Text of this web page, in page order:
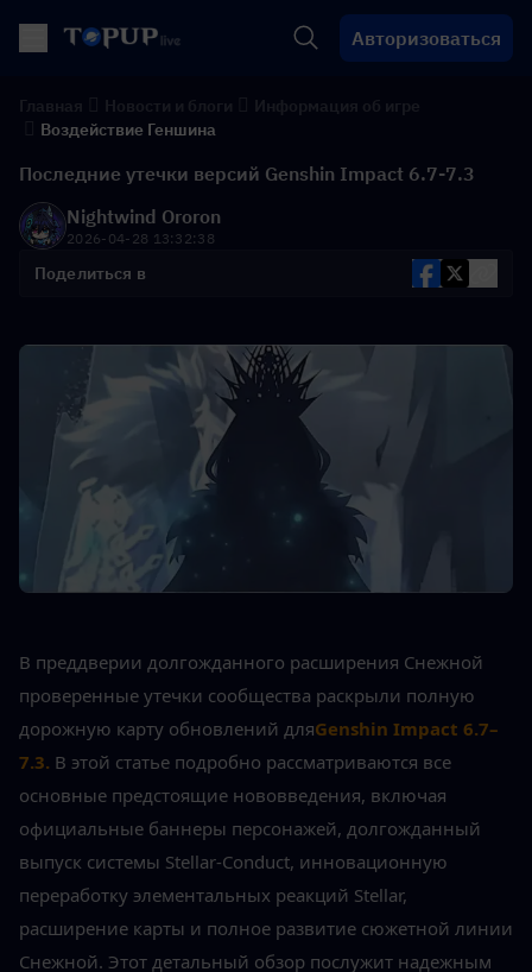
Авторизоваться
Воздействие Геншина
Последние утечки версий Genshin Impact 6.7-7.3
Nightwind Ororon
2026-04-28 13:32:38
Поделиться в
В преддверии долгожданного расширения Снежной
проверенные утечки сообщества раскрыли полную
дорожную карту обновлений дляGenshin Impact 6.7–
7.3. В этой статье подробно рассматриваются все
основные предстоящие нововведения, включая
официальные баннеры персонажей, долгожданный
выпуск системы Stellar-Conduct, инновационную
переработку элементальных реакций Stellar,
расширение карты и полное развитие сюжетной линии
Снежной. Этот детальный обзор послужит надежным